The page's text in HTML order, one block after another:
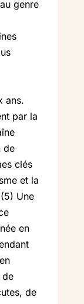
genre
ans.
par la
de
clés
et la
Une
en
de
de